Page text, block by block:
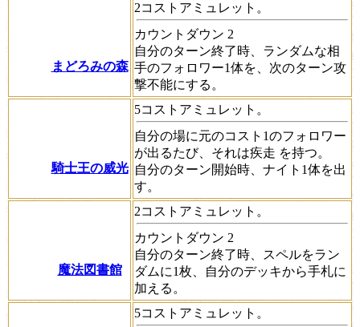
まどろみの森
2コストアミュレット。
カウントダウン 2
自分のターン終了時、ランダムな相
手のフォロワー1体を、次のターン攻
撃不能にする。
騎士王の威光
5コストアミュレット。
自分の場に元のコスト1のフォロワー
が出るたび、それは疾走 を持つ。
自分のターン開始時、ナイト1体を出
す。
魔法図書館
2コストアミュレット。
カウントダウン 2
自分のターン終了時、スペルをラン
ダムに1枚、自分のデッキから手札に
加える。
5コストアミュレット。